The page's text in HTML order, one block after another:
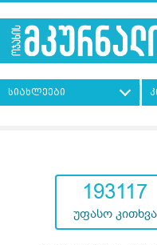
სიახლეები
193117
უფასო კითხვა